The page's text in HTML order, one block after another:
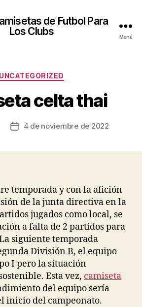
de Futbol Para
Los Clubs
Menú
Categorías
UNCATEGORIZED
celta thai
Fecha4 de noviembre de 2022
temporada y con la afición
de la junta directiva en la
jugados como local, se
a falta de 2 partidos para
siguiente temporada
División B, el equipo
I pero la situación
Esta vez, camiseta
del equipo sería
inicio del campeonato.